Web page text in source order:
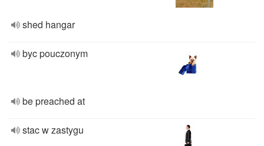
shed hangar
byc pouczonym
be preached at
stac w zastygu